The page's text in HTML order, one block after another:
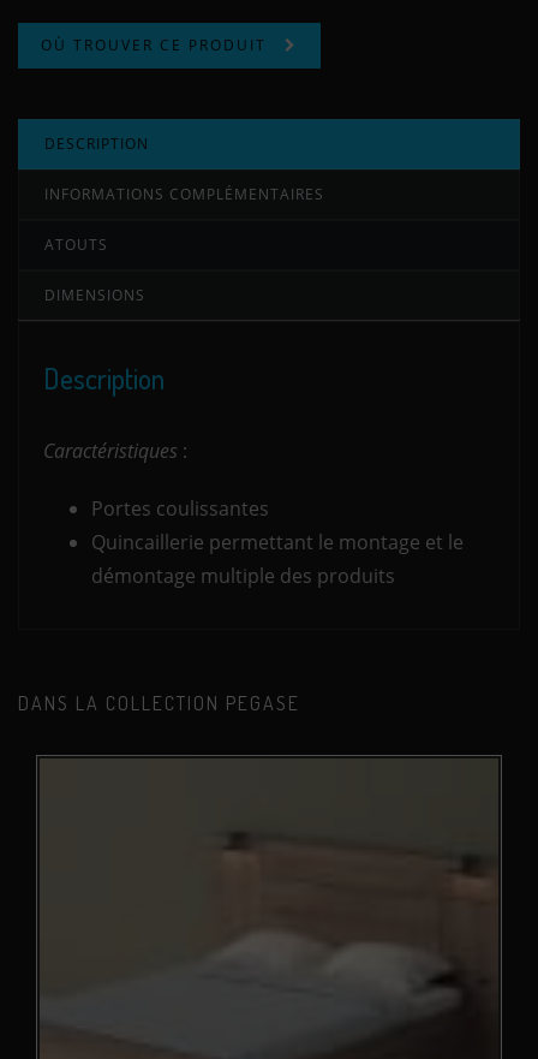
OÙ TROUVER CE PRODUIT
DESCRIPTION
INFORMATIONS COMPLÉMENTAIRES
ATOUTS
DIMENSIONS
Description
Caractéristiques :
Portes coulissantes
Quincaillerie permettant le montage et le
démontage multiple des produits
DANS LA COLLECTION PEGASE